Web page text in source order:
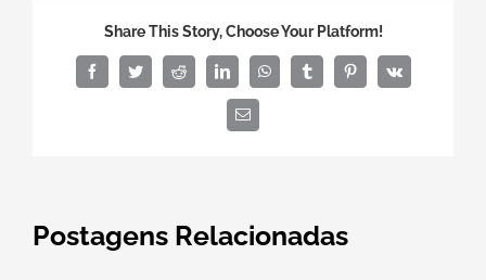
Share This Story, Choose Your Platform!
FacebookTwitterReddit LinkedInWhatsAppTumblrPinterest
Vk
E-
mail
Postagens Relacionadas